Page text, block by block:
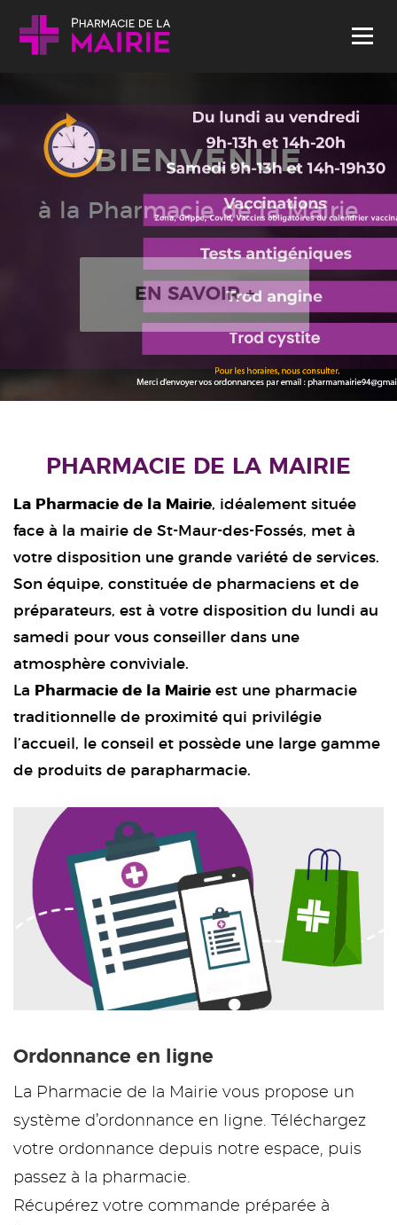
Skip to content
Menu
BIENVENUE
à la Pharmacie de la Mairie
EN SAVOIR +
PHARMACIE DE LA MAIRIE
La Pharmacie de la Mairie, idéalement située
face à la mairie de St-Maur-des-Fossés, met à
votre disposition une grande variété de services.
Son équipe, constituée de pharmaciens et de
préparateurs, est à votre disposition du lundi au
samedi pour vous conseiller dans une
atmosphère conviviale.
La
Pharmacie de la Mairie est une pharmacie
traditionnelle de proximité qui privilégie
l’accueil, le conseil et possède une large gamme
de produits de parapharmacie.
Ordonnance en ligne
La Pharmacie de la Mairie vous propose un
système d’ordonnance en ligne. Téléchargez
votre ordonnance depuis notre espace, puis
passez à la pharmacie.
Récupérez votre commande préparée à